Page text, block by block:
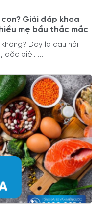
Giải đáp khoa
mẹ bầu thắc mắc
Đây là câu hỏi
đặc biệt ...